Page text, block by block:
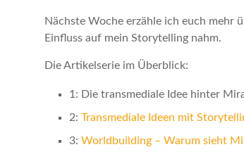
Nächste Woche erzähle ich euch mehr
Einfluss auf mein Storytelling nahm.
Die Artikelserie im Überblick:
1: Die transmediale Idee hinter
2: Transmediale Ideen mit
3: Worldbuilding – Warum sieht